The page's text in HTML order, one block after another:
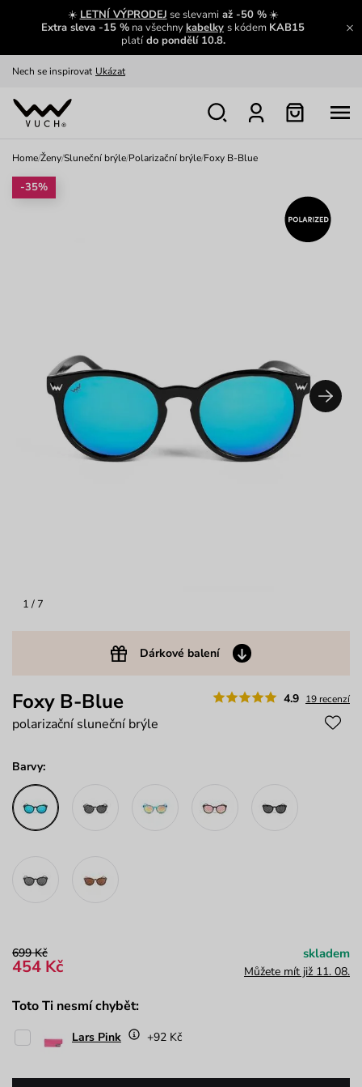
☀️ LETNÍ VÝPRODEJ se slevamiaž -50 %☀️
Extra sleva -15 % na všechnykabelky s kódem KAB15
platído pondělí 10.8.
Výměna a vrácení zdarma Zobrazit
Prohlédnout
Nech se inspirovat Ukázat
Home/Ženy/Sluneční brýle/Polarizační brýle/Foxy B-Blue
1 / 7
Dárkové balení
-35%
4.9 19 recenzí
Foxy B-Blue
polarizační sluneční brýle
Barvy:
699 Kč
454 Kč
skladem
Můžete mít již 11. 08.
Toto Ti nesmí chybět:
Lars Pink +92 Kč